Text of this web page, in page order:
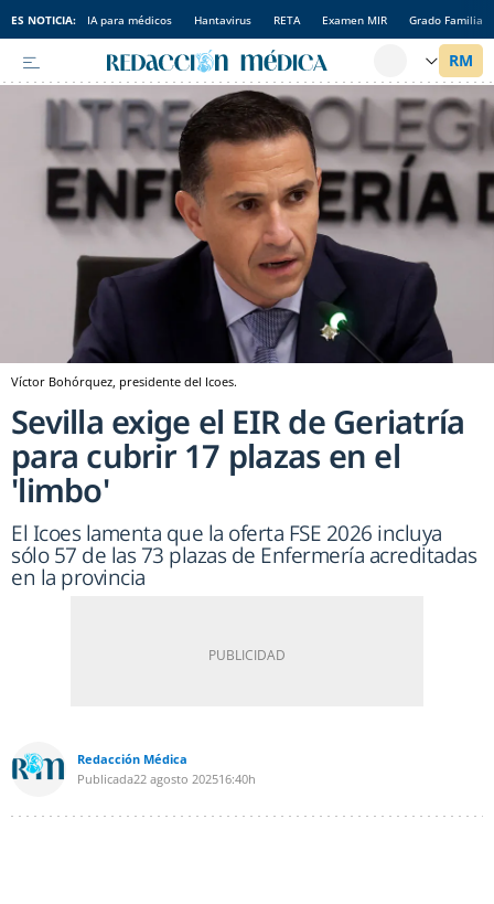
ES NOTICIA: IA para médicos Hantavirus RETA Examen MIR Grado Familia
Víctor Bohórquez, presidente del Icoes.
Sevilla exige el EIR de Geriatría
para cubrir 17 plazas en el
'limbo'
El Icoes lamenta que la oferta FSE 2026 incluya
sólo 57 de las 73 plazas de Enfermería acreditadas
en la provincia
Redacción Médica
Publicada22 agosto 202516:40h